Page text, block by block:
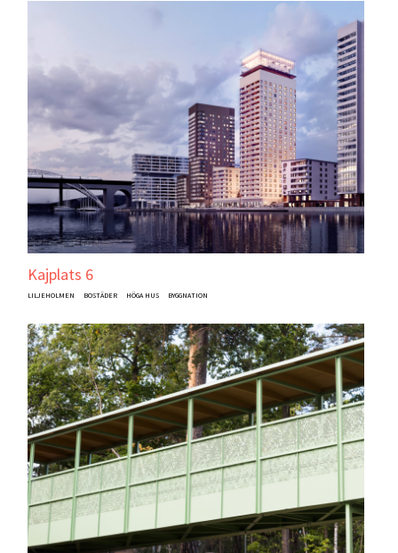
Kajplats 6
LILJEHOLMEN BOSTÄDER HÖGA HUS BYGGNATION